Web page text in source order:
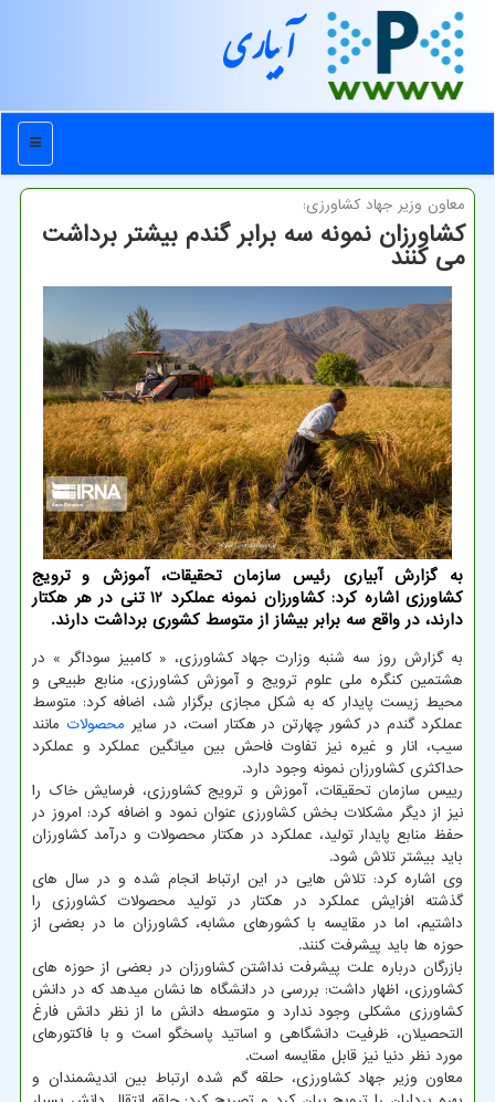
آبیاری
منو
معاون وزیر جهاد كشاورزی:
كشاورزان نمونه سه برابر گندم بیشتر برداشت
می كنند
به گزارش آبیاری رئیس سازمان تحقیقات، آموزش و ترویج
كشاورزی اشاره كرد: كشاورزان نمونه عملكرد 12 تنی در هر هكتار
دارند، در واقع سه برابر بیشاز از متوسط كشوری برداشت دارند.
به گزارش روز سه شنبه وزارت جهاد کشاورزی، « کامبیز سوداگر » در
هشتمین کنگره ملی علوم ترویج و آموزش کشاورزی، منابع طبیعی و
محیط زیست پایدار که به شکل مجازی برگزار شد، اضافه کرد: متوسط
عملکرد گندم در کشور چهارتن در هکتار است، در سایر محصولات مانند
سیب، انار و غیره نیز تفاوت فاحش بین میانگین عملکرد و عملکرد
حداکثری کشاورزان نمونه وجود دارد.
رییس سازمان تحقیقات، آموزش و ترویج کشاورزی، فرسایش خاک را
نیز از دیگر مشکلات بخش کشاورزی عنوان نمود و اضافه کرد: امروز در
حفظ منابع پایدار تولید، عملکرد در هکتار محصولات و درآمد کشاورزان
باید بیشتر تلاش شود.
وی اشاره کرد: تلاش هایی در این ارتباط انجام شده و در سال های
گذشته افزایش عملکرد در هکتار در تولید محصولات کشاورزی را
داشتیم، اما در مقایسه با کشورهای مشابه، کشاورزان ما در بعضی از
حوزه ها باید پیشرفت کنند.
بازرگان درباره علت پیشرفت نداشتن کشاورزان در بعضی از حوزه های
کشاورزی، اظهار داشت: بررسی در دانشگاه ها نشان میدهد که در دانش
کشاورزی مشکلی وجود ندارد و متوسطه دانش ما از نظر دانش فارغ
التحصیلان، ظرفیت دانشگاهی و اساتید پاسخگو است و با فاکتورهای
مورد نظر دنیا نیز قابل مقایسه است.
معاون وزیر جهاد کشاورزی، حلقه گم شده ارتباط بین اندیشمندان و